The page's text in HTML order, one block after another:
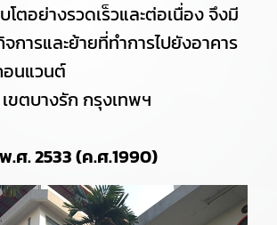
โตอย่างรวดเร็วและต่อเนื่อง จึงมี
การและย้ายที่ทำการไปยังอาคาร
อนแวนต์
ขตบางรัก กรุงเทพฯ
.ศ. 2533 (ค.ศ.1990)